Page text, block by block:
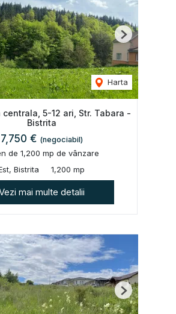
Harta
Next
centrala, 5-12 ari, Str. Tabara -
Bistrita
7,750 € (negociabil)
de 1,200 mp de vânzare
Bistrita
1,200 mp
mai multe detalii
Next